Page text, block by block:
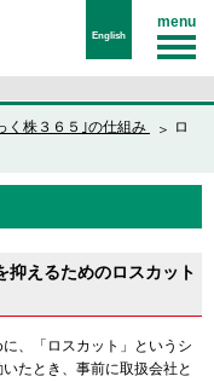
English
く株３６５｣の仕組み
ロ
抑えるためのロスカット
、「ロスカット」というシ
たとき、事前に取扱会社と
menu